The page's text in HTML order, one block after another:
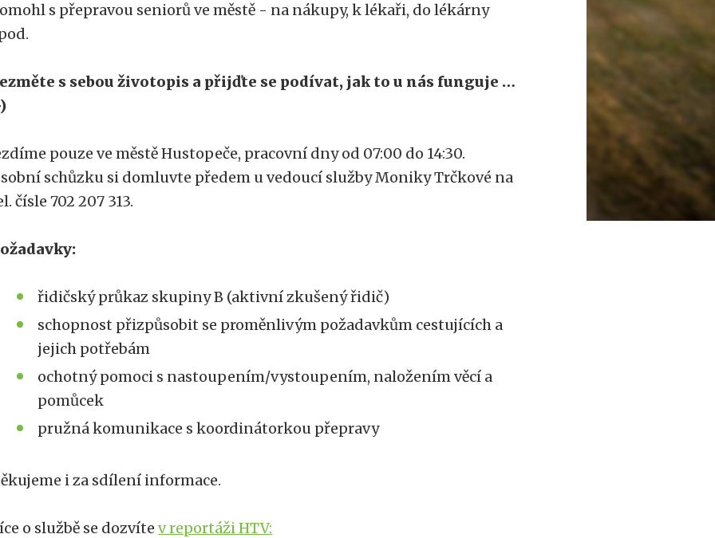
s přepravou seniorů ve městě - na nákupy, k lékaři, do lékárny
s sebou životopis a přijďte se podívat, jak to u nás funguje …
pouze ve městě Hustopeče, pracovní dny od 07:00 do 14:30.
schůzku si domluvte předem u vedoucí služby Moniky Trčkové na
čísle 702 207 313.
řidičský průkaz skupiny B (aktivní zkušený řidič)
schopnost přizpůsobit se proměnlivým požadavkům cestujících a
jejich potřebám
ochotný pomoci s nastoupením/vystoupením, naložením věcí a
pomůcek
pružná komunikace s koordinátorkou přepravy
i za sdílení informace.
o službě se dozvítev reportáži HTV: